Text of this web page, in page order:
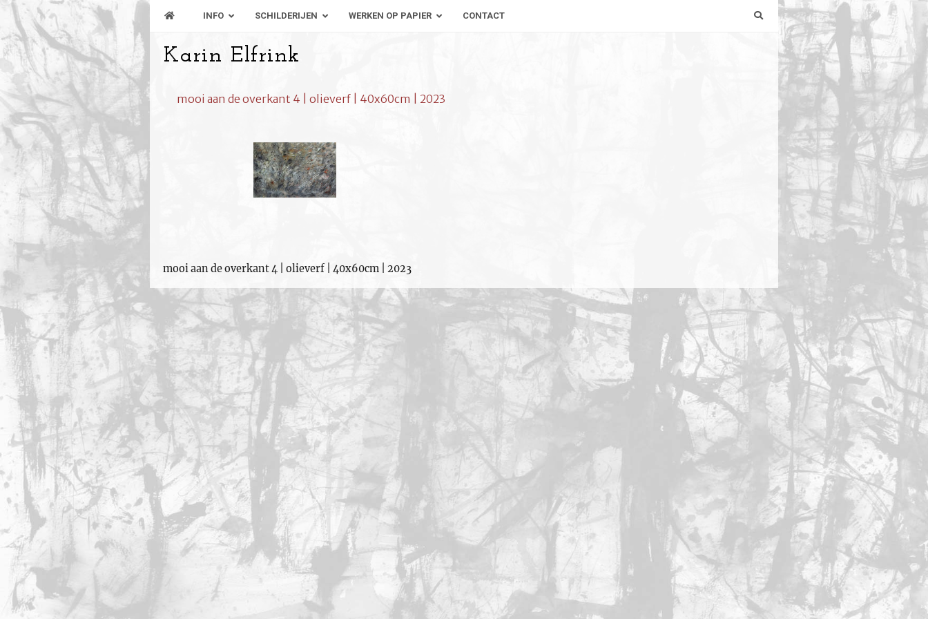
INFO SCHILDERIJEN WERKEN OP PAPIER CONTACT
Karin Elfrink
mooi aan de overkant 4 | olieverf | 40x60cm | 2023
mooi aan de overkant 4 | olieverf | 40x60cm | 2023